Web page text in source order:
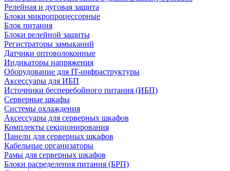
Релейная и дуговая защита
Блоки микропроцессорные
Блок питания
Блоки релейной защиты
Регистраторы замыканий
Датчики оптоволоконные
Индикаторы напряжения
Оборудование для IT-инфраструктуры
Аксессуары для ИБП
Источники бесперебойного питания (ИБП)
Серверные шкафы
Системы охлаждения
Аксессуары для серверных шкафов
Комплекты секционирования
Панели для серверных шкафов
Кабельные организаторы
Рамы для серверных шкафов
Блоки расределения питания (БРП)